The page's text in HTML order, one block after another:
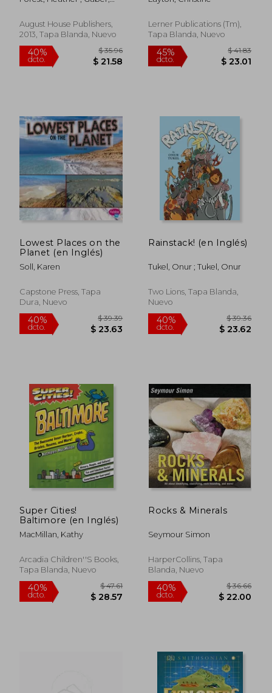
40%
dcto.
$ 36.66
$ 22.00
45%
Inglés)
August House Publishers,
2013, Tapa Blanda, Nuevo
Lerner Publications (Tm),
Tapa Blanda, Nuevo
Lowest Places on the
Planet (en Inglés)
Soll, Karen
Capstone Press, Tapa
Dura, Nuevo
Rainstack! (en Inglés)
Tukel, Onur ; Tukel, Onur
Two Lions, Tapa Blanda,
Nuevo
Super Cities!
Baltimore (en Inglés)
MacMillan, Kathy
Arcadia Children''s Books,
Tapa Blanda, Nuevo
Rocks & Minerals
Seymour Simon
HarperCollins, Tapa
Blanda, Nuevo